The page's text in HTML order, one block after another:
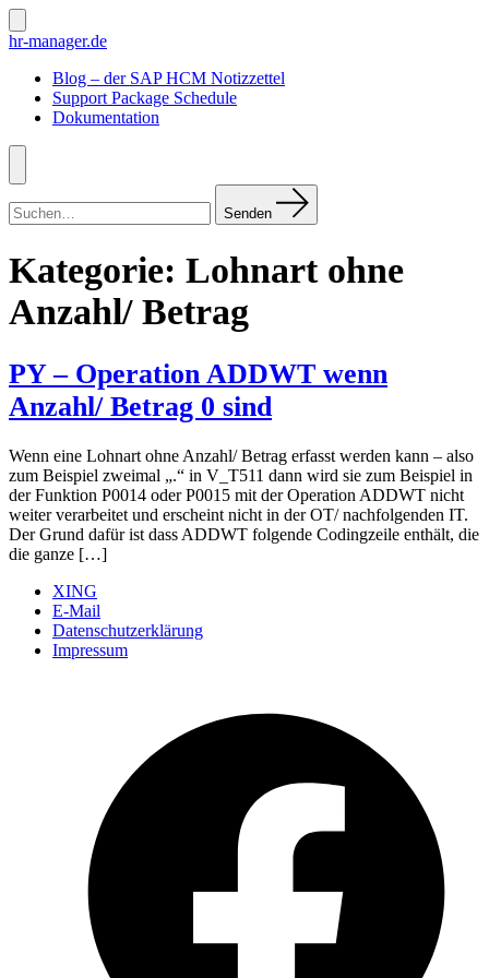
Zum
Inhalt
Suche
ein-/ausblenden
hr-manager.de
Blog – der SAP HCM Notizzettel
Support Package Schedule
Dokumentation
Menü
nach:
Senden
Kategorie: Lohnart ohne
Anzahl/ Betrag
PY – Operation ADDWT wenn
Anzahl/ Betrag 0 sind
Wenn eine Lohnart ohne Anzahl/ Betrag erfasst werden kann – also
zum Beispiel zweimal „.“ in V_T511 dann wird sie zum Beispiel in
der Funktion P0014 oder P0015 mit der Operation ADDWT nicht
weiter verarbeitet und erscheint nicht in der OT/ nachfolgenden IT.
Der Grund dafür ist dass ADDWT folgende Codingzeile enthält, die
die ganze […]
XING
E-Mail
Datenschutzerklärung
Impressum